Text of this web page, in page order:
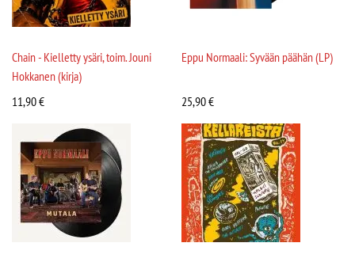
Chain - Kielletty ysäri, toim. Jouni
Hokkanen (kirja)
11,90€
Eppu Normaali: Syvään päähän (LP)
25,90€